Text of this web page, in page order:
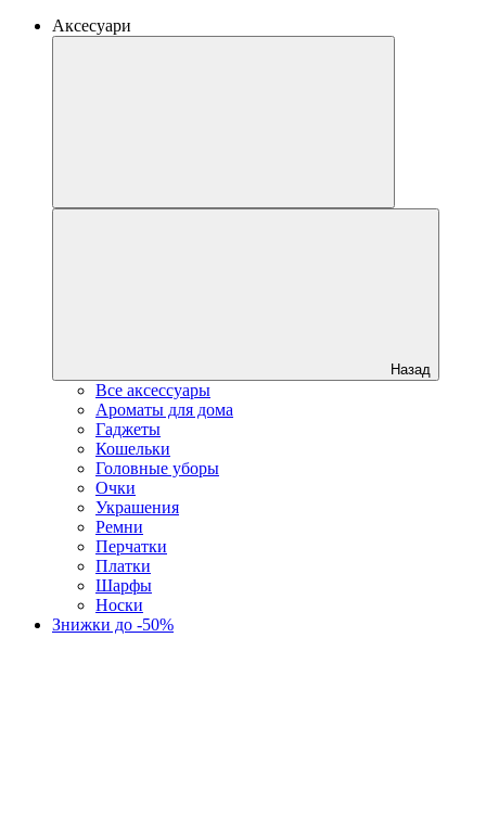
Аксесуари
Назад
Все аксессуары
Ароматы для дома
Гаджеты
Кошельки
Головные уборы
Очки
Украшения
Ремни
Перчатки
Платки
Шарфы
Носки
Знижки до -50%